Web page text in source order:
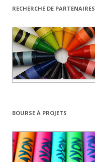
RECHERCHE DE PARTENAIRES
BOURSE À PROJETS